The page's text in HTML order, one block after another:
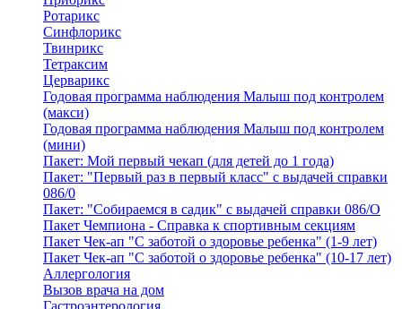
Ротарикс
Синфлорикс
Твинрикс
Тетраксим
Церварикс
Годовая программа наблюдения Малыш под контролем
(макси)
Годовая программа наблюдения Малыш под контролем
(мини)
Пакет: Мой первый чекап (для детей до 1 года)
Пакет: "Первый раз в первый класс" с выдачей справки
086/0
Пакет: "Собираемся в садик" с выдачей справки 086/О
Пакет Чемпиона - Справка к спортивным секциям
Пакет Чек-ап "С заботой о здоровье ребенка" (1-9 лет)
Пакет Чек-ап "С заботой о здоровье ребенка" (10-17 лет)
Аллергология
Вызов врача на дом
Гастроэнтерология